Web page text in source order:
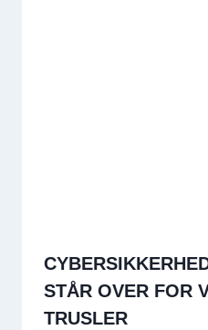
STÅR OVER FOR
TRUSLER